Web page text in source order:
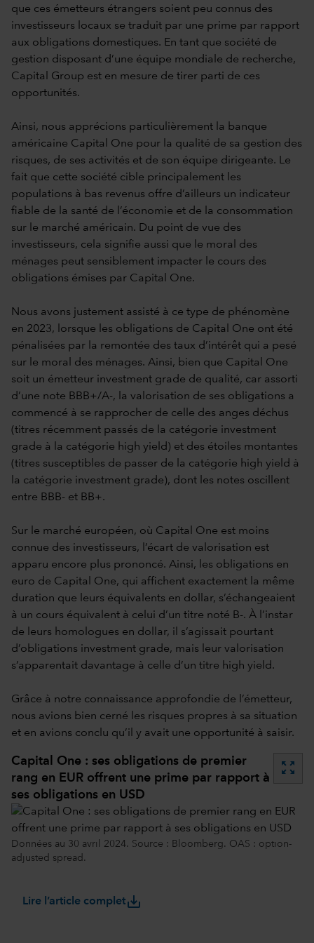
que ces émetteurs étrangers soient peu connus des
investisseurs locaux se traduit par une prime par rapport
aux obligations domestiques. En tant que société de
gestion disposant d’une équipe mondiale de recherche,
Capital Group est en mesure de tirer parti de ces
opportunités.
Ainsi, nous apprécions particulièrement la banque
américaine Capital One pour la qualité de sa gestion des
risques, de ses activités et de son équipe dirigeante. Le
fait que cette société cible principalement les
populations à bas revenus offre d’ailleurs un indicateur
fiable de la santé de l’économie et de la consommation
sur le marché américain. Du point de vue des
investisseurs, cela signifie aussi que le moral des
ménages peut sensiblement impacter le cours des
obligations émises par Capital One.
Nous avons justement assisté à ce type de phénomène
en 2023, lorsque les obligations de Capital One ont été
pénalisées par la remontée des taux d’intérêt qui a pesé
sur le moral des ménages. Ainsi, bien que Capital One
soit un émetteur investment grade de qualité, car assorti
d’une note BBB+/A-, la valorisation de ses obligations a
commencé à se rapprocher de celle des anges déchus
(titres récemment passés de la catégorie investment
grade à la catégorie high yield) et des étoiles montantes
(titres susceptibles de passer de la catégorie high yield à
la catégorie investment grade), dont les notes oscillent
entre BBB- et BB+.
Sur le marché européen, où Capital One est moins
connue des investisseurs, l’écart de valorisation est
apparu encore plus prononcé. Ainsi, les obligations en
euro de Capital One, qui affichent exactement la même
duration que leurs équivalents en dollar, s’échangeaient
à un cours équivalent à celui d’un titre noté B-. À l’instar
de leurs homologues en dollar, il s’agissait pourtant
d’obligations investment grade, mais leur valorisation
s’apparentait davantage à celle d’un titre high yield.
Grâce à notre connaissance approfondie de l’émetteur,
nous avions bien cerné les risques propres à sa situation
et en avions conclu qu’il y avait une opportunité à saisir.
Capital One : ses obligations de premier
rang en EUR offrent une prime par rapport à
ses obligations en USD
zoom_out_map
Données au 30 avril 2024. Source : Bloomberg. OAS : option-
adjusted spread.
Lire l’article completsave_alt